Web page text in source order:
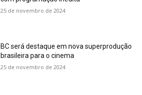
25 de novembro de 2024
BC será destaque em nova superprodução
brasileira para o cinema
25 de novembro de 2024